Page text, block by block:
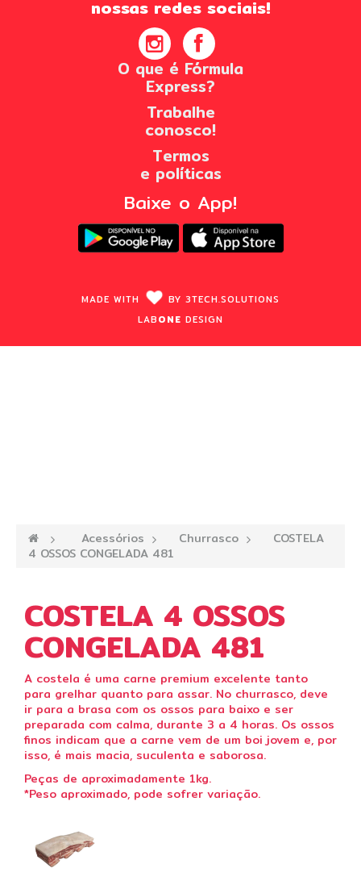
nossas redes sociais!
O que é Fórmula
Express?
Trabalhe
conosco!
Termos
e políticas
Baixe o App!
MADE WITH BY 3TECH.SOLUTIONS
LABONE DESIGN
—› Acessórios —› Churrasco —›
COSTELA
4 OSSOS CONGELADA 481
COSTELA 4 OSSOS
CONGELADA 481
A costela é uma carne premium excelente tanto
para grelhar quanto para assar. No churrasco, deve
ir para a brasa com os ossos para baixo e ser
preparada com calma, durante 3 a 4 horas. Os ossos
finos indicam que a carne vem de um boi jovem e, por
isso, é mais macia, suculenta e saborosa.
Peças de aproximadamente 1kg.
*Peso aproximado, pode sofrer variação.